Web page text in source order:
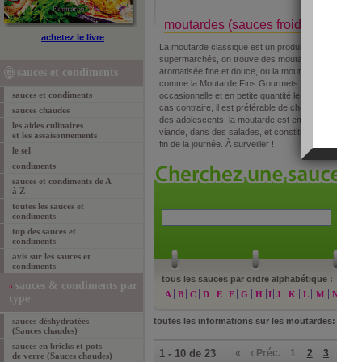
achetez le livre
sauces et condiments
sauces et condiments
sauces chaudes
les aides culinaires
et les assaisonnements
le sel
condiments
sauces et condiments de A
à Z
toutes les sauces et
condiments
top des sauces et
condiments
avis sur les sauces et
condiments
sauces & condiments par
type
sauces déshydratées
(Sauces chaudes)
sauces en bricks et pots
de verre (Sauces chaudes)
moutardes (sauces froides)
La moutarde classique est un produit
supermarchés, on trouve des moutardes
aromatisée fine et douce, ou la moutarde
comme la Moutarde Fins Gourmets de chez
occasionnelle et en petite quantité le choix
cas contraire, il est préférable de choisir une
des adolescents, la moutarde est employée
viande, dans des salades, et constitue donc
fin de la journée. À surveiller !
tous les sauces par ordre alphabétique :
A
B C D E F G H I J K L M
toutes les informations sur les moutardes:
1 - 10 de 23 « ‹ Préc. 1 2 3